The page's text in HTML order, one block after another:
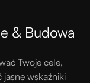
& Budowa
Twoje cele,
wskaźniki